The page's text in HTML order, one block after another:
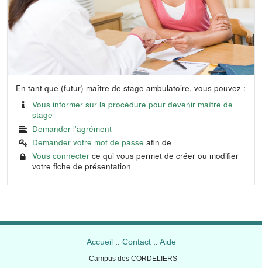
En tant que (futur) maître de stage ambulatoire, vous pouvez :
Vous informer sur la procédure pour devenir maître de
stage
Demander l'agrément
Demander votre mot de passe afin de
Vous connecter ce qui vous permet de créer ou modifier
votre fiche de présentation
Accueil:: Contact:: Aide
- Campus des CORDELIERS